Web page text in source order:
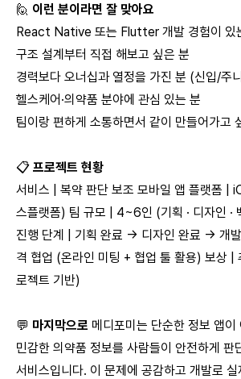
🙋 이런 분이라면 잘 맞아요
React Native 또는 Flutter 개발 경험이 있
구조 설계부터 직접 해보고 싶은 분
경력보다 오너십과 열정을 가진 분 (신입/주
헬스케어·의약품 분야에 관심 있는 분
팀이랑 편하게 소통하면서 같이 만들어가고
📋 프로젝트 현황
서비스 | 복약 판단 보조 모바일 앱 플랫폼 |
스플랫폼) 팀 규모 | 4~6인 (기획 · 디자인 ·
진행 단계 | 기획 완료 → 디자인 완료 → 개
격 협업 (온라인 미팅 + 협업 툴 활용) 보상 |
로젝트 기반)
💬 마지막으로 메디포미는 단순한 정보 앱이
민감한 의약품 정보를 사람들이 안전하게 판
서비스입니다. 이 문제에 공감하고 개발로